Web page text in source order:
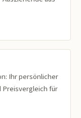
Ihr persönlicher
Preisvergleich für